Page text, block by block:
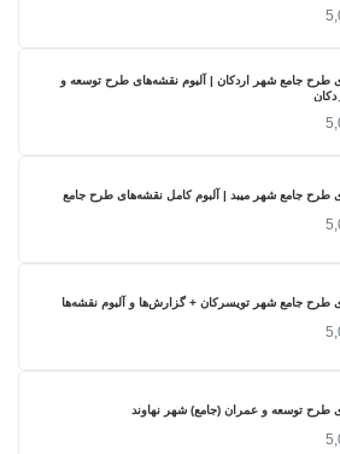
طرح جامع شهر اردکان | آلبوم نقشه‌های طرح توسعه و
طرح جامع شهر میبد | آلبوم کامل نقشه‌های طرح جامع
طرح جامع شهر تویسرکان + گزارش‌ها و آلبوم نقشه‌ها
طرح توسعه و عمران (جامع) شهر نهاوند